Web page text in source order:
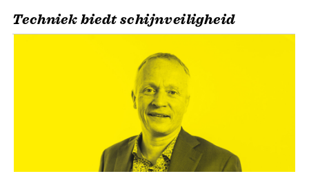
Techniek biedt schijnveiligheid